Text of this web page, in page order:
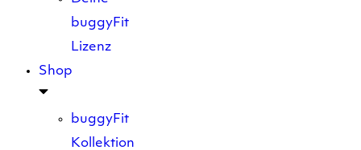
buggyFit
Lizenz
Shop
buggyFit
Kollektion